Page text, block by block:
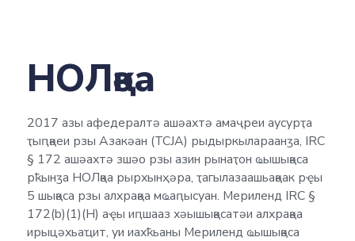
НОЛқәа
2017 азы афедералтә ашәахтә амаҷреи аусурҭа
ҭыԥқәеи рзы Азакәан (TCJA) рыдыркылараанӡа, IRC
§ 172 ашәахтә зшәо рзы азин рынаҭон ҩышықәса
рҟынӡа НОЛқәа рырхынҳәра, ҭагылазаашьақәак рҿы
5 шықәса рзы алхрақәа мҩаԥысуан. Мериленд IRC §
172(b)(1)(H) аҿы иԥшааз хәышықәсатәи алхрақәа
ирыцәхьаҵит, уи иахҟьаны Мериленд ҩышықәса